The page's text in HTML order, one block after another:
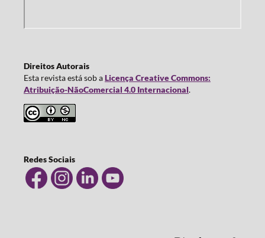
Direitos Autorais
Esta revista está sob aLicença Creative Commons:
Atribuição-NãoComercial 4.0 Internacional.
Redes Sociais